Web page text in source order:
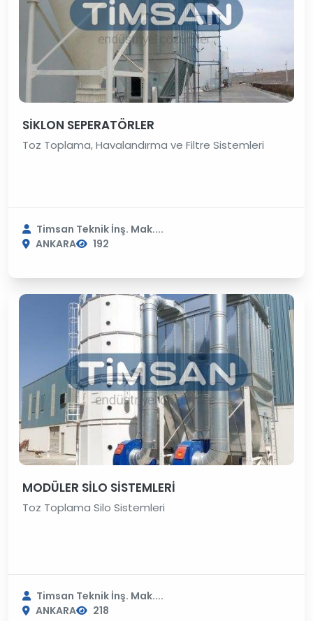
SİKLON SEPERATÖRLER
Toz Toplama, Havalandırma ve Filtre Sistemleri
Timsan Teknik İnş. Mak....
ANKARA
192
MODÜLER SİLO SİSTEMLERİ
Toz Toplama Silo Sistemleri
Timsan Teknik İnş. Mak....
ANKARA
218